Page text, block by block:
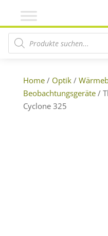
Products search
Home/ Optik/
Beobachtungsgeräte/
Cyclone 325